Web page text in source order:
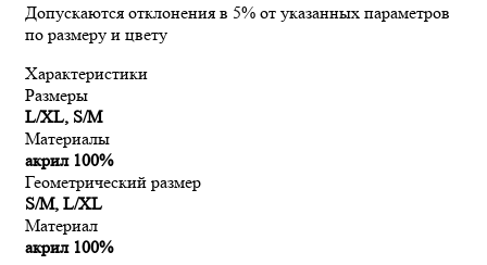
Допускаются отклонения в 5% от указанных параметров
по размеру и цвету
Характеристики
Размеры
L/XL, S/M
Материалы
акрил 100%
Геометрический размер
S/M, L/XL
Материал
акрил 100%